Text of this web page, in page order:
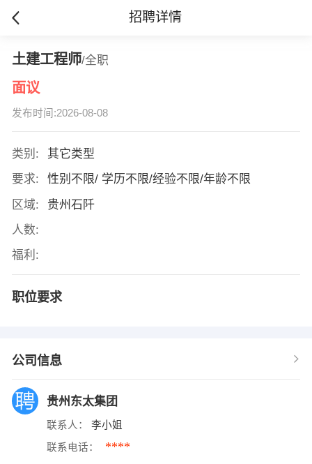
招聘详情
土建工程师/全职
面议
发布时间:2026-08-08
类别:
其它类型
要求:
性别不限/ 学历不限/经验不限/年龄不限
区域:
贵州石阡
人数:
福利:
职位要求
公司信息
贵州东太集团
联系人： 李小姐
联系电话： ****